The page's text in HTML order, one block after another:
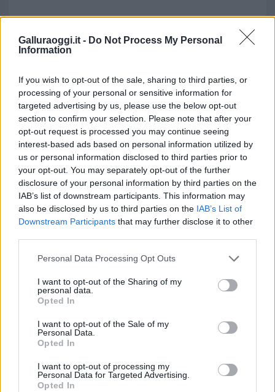
Galluraoggi.it - Do Not Process My Personal
Information
If you wish to opt-out of the sale, sharing to third parties, or
processing of your personal or sensitive information for
targeted advertising by us, please use the below opt-out
section to confirm your selection. Please note that after your
opt-out request is processed you may continue seeing
interest-based ads based on personal information utilized by
us or personal information disclosed to third parties prior to
your opt-out. You may separately opt-out of the further
disclosure of your personal information by third parties on the
IAB’s list of downstream participants. This information may
also be disclosed by us to third parties on the IAB’s List of
Downstream Participants that may further disclose it to other
Please note that this website/app uses one or more Google
not limited to your visit or usage behaviour. You may click to
grant or deny consent to Google and its third-party tags to
use your data for below specified purposes in below Google
consent section.
Personal Data Processing Opt Outs
I want to opt-out of the Sharing of my
personal data.
Opted In
I want to opt-out of the Sale of my
Personal Data.
Opted In
I want to opt-out of processing my
Personal Data for Targeted Advertising.
Opted In
Vuoi rimuovere le pubblicità nazionali?
Puoi abbonarti a
cliccando
qui
Sei già abbonato?
Puoi effettuare l'accesso andando nella